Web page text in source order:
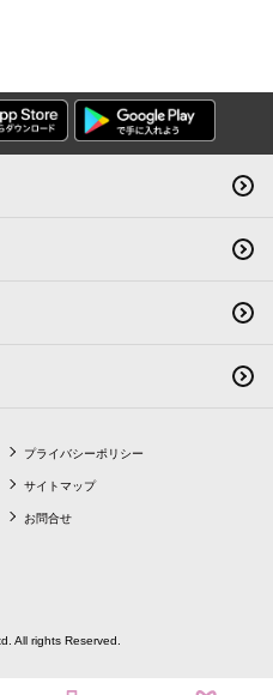
プライバシーポリシー
サイトマップ
お問合せ
All rights Reserved.